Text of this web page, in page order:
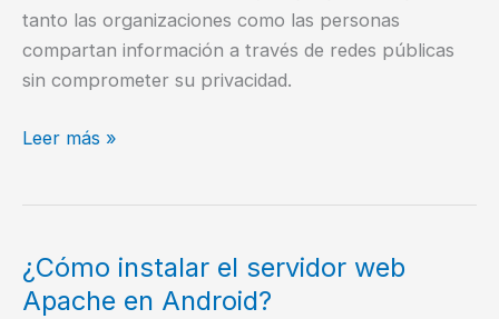
tanto las organizaciones como las personas
compartan información a través de redes públicas
sin comprometer su privacidad.
Navegar
usando
TOR
Leer más »
¿Cómo instalar el servidor web
Apache en Android?